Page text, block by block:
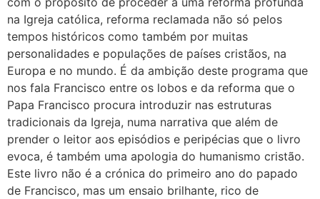
na Igreja católica, reforma reclamada não só pelos
tempos históricos como também por muitas
personalidades e populações de países cristãos, na
Europa e no mundo. É da ambição deste programa que
nos fala Francisco entre os lobos e da reforma que o
Papa Francisco procura introduzir nas estruturas
tradicionais da Igreja, numa narrativa que além de
prender o leitor aos episódios e peripécias que o livro
evoca, é também uma apologia do humanismo cristão.
Este livro não é a crónica do primeiro ano do papado
de Francisco, mas um ensaio brilhante, rico de